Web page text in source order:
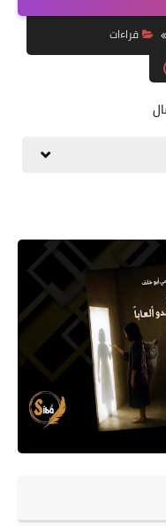
جداً
جديدة
سبا
جريدة سبا
قراءات